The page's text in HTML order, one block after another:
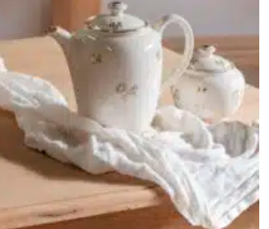
AJOUTER AU PANIER